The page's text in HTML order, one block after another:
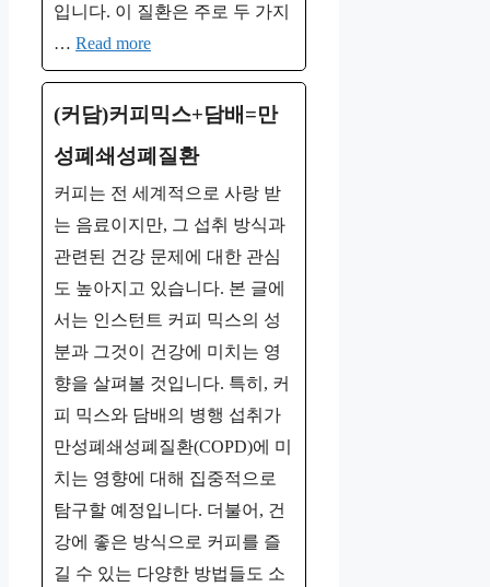
입니다. 이 질환은 주로 두 가지
… Read more
(커담)커피믹스+담배=만
성폐쇄성폐질환
커피는 전 세계적으로 사랑 받
는 음료이지만, 그 섭취 방식과
관련된 건강 문제에 대한 관심
도 높아지고 있습니다. 본 글에
서는 인스턴트 커피 믹스의 성
분과 그것이 건강에 미치는 영
향을 살펴볼 것입니다. 특히, 커
피 믹스와 담배의 병행 섭취가
만성폐쇄성폐질환(COPD)에 미
치는 영향에 대해 집중적으로
탐구할 예정입니다. 더불어, 건
강에 좋은 방식으로 커피를 즐
길 수 있는 다양한 방법들도 소